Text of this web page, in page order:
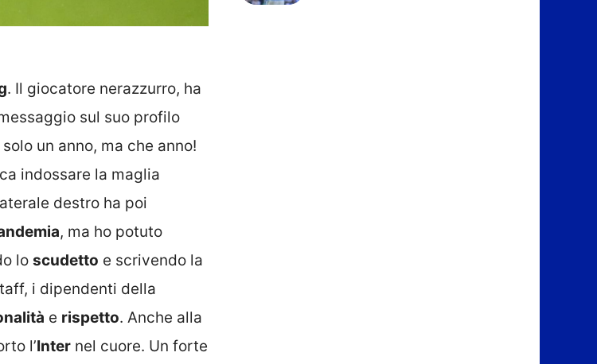
. Il giocatore nerazzurro, ha
sul suo profilo
un anno, ma che anno!
indossare la maglia
destro ha poi
, ma ho potuto
lo scudetto e scrivendo la
i dipendenti della
e rispetto. Anche alla
l’Inter nel cuore. Un forte